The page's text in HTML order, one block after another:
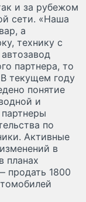
и за рубежом
сети. «Наша
а
технику с
партнера, то
текущем году
понятие
и
по
Активные
в
планах
продать 1800